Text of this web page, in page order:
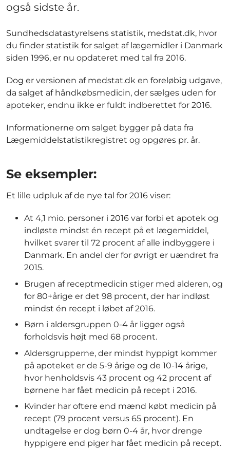
også sidste år.
Sundhedsdatastyrelsens statistik, medstat.dk, hvor
du finder statistik for salget af lægemidler i Danmark
siden 1996, er nu opdateret med tal fra 2016.
Dog er versionen af medstat.dk en foreløbig udgave,
da salget af håndkøbsmedicin, der sælges uden for
apoteker, endnu ikke er fuldt indberettet for 2016.
Informationerne om salget bygger på data fra
Lægemiddelstatistikregistret og opgøres pr. år.
Se eksempler:
Et lille udpluk af de nye tal for 2016 viser:
At 4,1 mio. personer i 2016 var forbi et apotek og
indløste mindst én recept på et lægemiddel,
hvilket svarer til 72 procent af alle indbyggere i
Danmark. En andel der for øvrigt er uændret fra
2015.
Brugen af receptmedicin stiger med alderen, og
for 80+årige er det 98 procent, der har indløst
mindst én recept i løbet af 2016.
Børn i aldersgruppen 0-4 år ligger også
forholdsvis højt med 68 procent.
Aldersgrupperne, der mindst hyppigt kommer
på apoteket er de 5-9 årige og de 10-14 årige,
hvor henholdsvis 43 procent og 42 procent af
børnene har fået medicin på recept i 2016.
Kvinder har oftere end mænd købt medicin på
recept (79 procent versus 65 procent). En
undtagelse er dog børn 0-4 år, hvor drenge
hyppigere end piger har fået medicin på recept.